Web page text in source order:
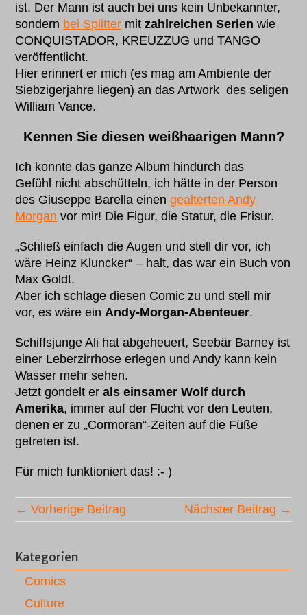
ist. Der Mann ist auch bei uns kein Unbekannter,
sondern bei Splitter mitzahlreichen Serien wie
CONQUISTADOR, KREUZZUG und TANGO
veröffentlicht.
Hier erinnert er mich (es mag am Ambiente der
Siebzigerjahre liegen) an das Artwork des seligen
William Vance.
Kennen Sie diesen weißhaarigen Mann?
Ich konnte das ganze Album hindurch das
Gefühl nicht abschütteln, ich hätte in der Person
des Giuseppe Barella einengealterten Andy
Morgan vor mir! Die Figur, die Statur, die Frisur.
„Schließ einfach die Augen und stell dir vor, ich
wäre Heinz Kluncker“ – halt, das war ein Buch von
Max Goldt.
Aber ich schlage diesen Comic zu und stell mir
vor, es wäre einAndy-Morgan-Abenteuer.
Schiffsjunge Ali hat abgeheuert, Seebär Barney ist
einer Leberzirrhose erlegen und Andy kann kein
Wasser mehr sehen.
Jetzt gondelt erals einsamer Wolf durch
Amerika, immer auf der Flucht vor den Leuten,
denen er zu „Cormoran“-Zeiten auf die Füße
getreten ist.
Für mich funktioniert das! :- )
← Vorherige Beitrag Nächster Beitrag →
Kategorien
Comics
Culture